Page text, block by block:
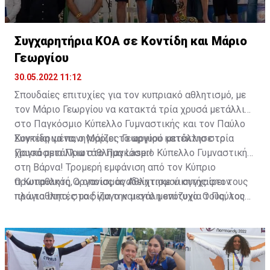
Συγχαρητήρια ΚΟΑ σε Κοντίδη και Μάριο
Γεωργίου
30.05.2022 11:12
Σπουδαίες επιτυχίες για τον κυπριακό αθλητισμό, με
τον Μάριο Γεωργίου να κατακτά τρία χρυσά μετάλλια
στο Παγκόσμιο Κύπελλο Γυμναστικής και τον Παύλο
Κοντίδη να πανηγυρίζει το αργυρό μετάλλιο στο
Παγκόσμιο Πρωτάθλημα Laser!
Συγκεκριμένα, ο Μάριος Γεωργίου κατέκτησε τρία
χρυσά μετάλλια στο Παγκόσμιο Κύπελλο Γυμναστικής
στη Βάρνα! Τρομερή εμφάνιση από τον Κύπριο
πρωταθλητή, ο οποίος αναδείχτηκε νικητής στον
πλάγιο ίππο, στο δίζυγο και στο μονόζυγο. Ο Παύλος
συλλογή του με την κατάκτηση του αργυρού μεταλλίου
στο Παγκόσμιο Πρωτάθλημα Laser που διεξήχθη στο
Μεξικό!
Ο Κυπριακός Οργανισμός Αθλητισμού συγχαίρει τους
πρωταθλητές μας για την μεγάλη επιτυχία τους, τους